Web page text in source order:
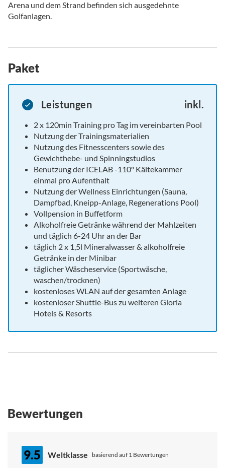
Arena und dem Strand befinden sich ausgedehnte
Golfanlagen.
Paket
Leistungen inkl.
2 x 120min Training pro Tag im vereinbarten Pool
Nutzung der Trainingsmaterialien
Nutzung des Fitnesscenters sowie des
Gewichthebe- und Spinningstudios
Benutzung der ICELAB -110° Kältekammer
einmal pro Aufenthalt
Nutzung der Wellness Einrichtungen (Sauna,
Dampfbad, Kneipp-Anlage, Regenerations Pool)
Vollpension in Buffetform
Alkoholfreie Getränke während der Mahlzeiten
und täglich 6-24 Uhr an der Bar
täglich 2 x 1,5l Mineralwasser & alkoholfreie
Getränke in der Minibar
täglicher Wäscheservice (Sportwäsche,
waschen/trocknen)
kostenloses WLAN auf der gesamten Anlage
kostenloser Shuttle-Bus zu weiteren Gloria
Hotels & Resorts
Bewertungen
9.5 Weltklasse basierend auf 1 Bewertungen